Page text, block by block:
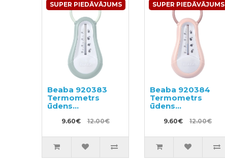
SUPER PIEDĀVĀJUMS
Beaba 920383
Termometrs
ūdens
mērīšanai
9.60€ 12.00€
SUPER PIEDĀVĀJUMS
Beaba 920384
Termometrs
ūdens
mērīšanai
9.60€ 12.00€